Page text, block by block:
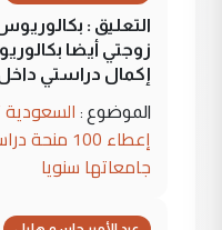
التعليق :
زوجتي أيضا
إكمال دراستي
الموضوع :
إعطاء 100
جامعاتها سنويا